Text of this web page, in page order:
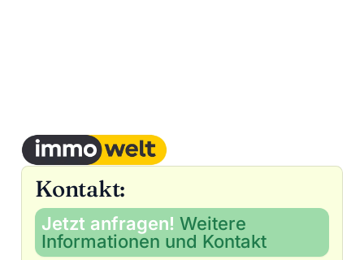
Kontakt:
Jetzt anfragen! Weitere
Informationen und Kontakt